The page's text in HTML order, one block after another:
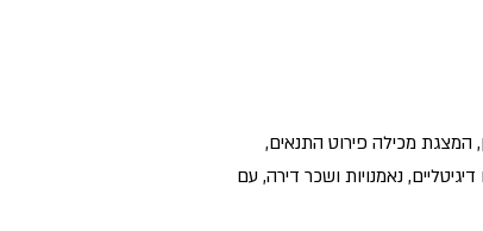
עם ההליך. כמו כן, המצגת מכילה פירוט התנאים,
נאמנויות ושכר דירה, עם